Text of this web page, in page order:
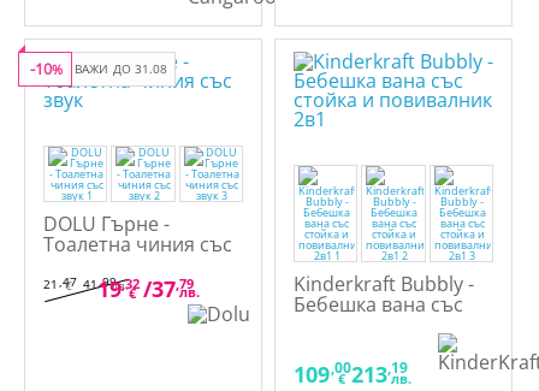
ВАЖИ ДО 31.08
-10%
DOLU Гърне -
Тоалетна чиния със
21 ,47
€ 41,99лв.
19,32
€ /37,79
лв. Kinderkraft Bubbly -
Бебешка вана със
109,00
€ 213,19
лв.